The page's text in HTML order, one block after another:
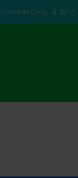
Vitória da Conq… 26°